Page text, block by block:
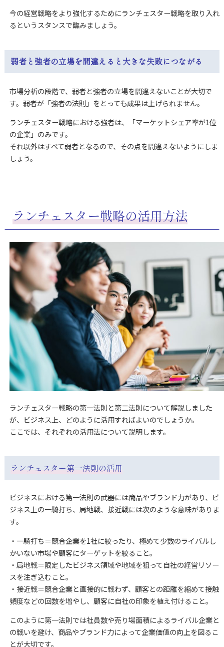
今の経営戦略をより強化するためにランチェスター戦略を取り入れ
るというスタンスで臨みましょう。
弱者と強者の立場を間違えると大きな失敗につながる
市場分析の段階で、弱者と強者の立場を間違えないことが大切で
す。 弱者が「強者の法則」をとっても成果は上げられません。
ランチェスター戦略における強者は、「マーケットシェア率が1位
の企業」のみです。
それ以外はすべて弱者となるので、その点を間違えないようにしま
しょう。
ランチェスター戦略の活用方法
ランチェスター戦略の第一法則と第二法則について解説しました
が、ビジネス上、どのように活用すればよいのでしょうか。
ここでは、それぞれの活用法について説明します。
ランチェスター第一法則の活用
ビジネスにおける第一法則の武器には商品やブランド力があり、ビ
ジネス上の一騎打ち、局地戦、接近戦には次のような意味がありま
す。
・一騎打ち＝競合企業を1社に絞ったり、極めて少数のライバルし
かいない市場や顧客にターゲットを絞ること。
・局地戦＝限定したビジネス領域や地域を狙って自社の経営リソー
スを注ぎ込むこと。
・接近戦＝競合企業と直接的に戦わず、顧客との距離を縮めて接触
頻度などの回数を増やし、顧客に自社の印象を植え付けること。
このように第一法則では社員数や売り場面積によるライバル企業と
の戦いを避け、商品やブランド力によって企業価値の向上を図るこ
とが大切です。